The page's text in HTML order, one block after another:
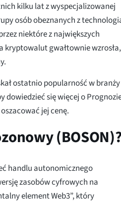
kilku lat z wyspecjalizowanej
osób obeznanych z
niektóre z największych
kryptowalut gwałtownie
ostatnio popularność w branży
się więcej o
jej cenę.
(BOSON)?
handlu autonomicznego
zasobów cyfrowych na
element Web3”, który